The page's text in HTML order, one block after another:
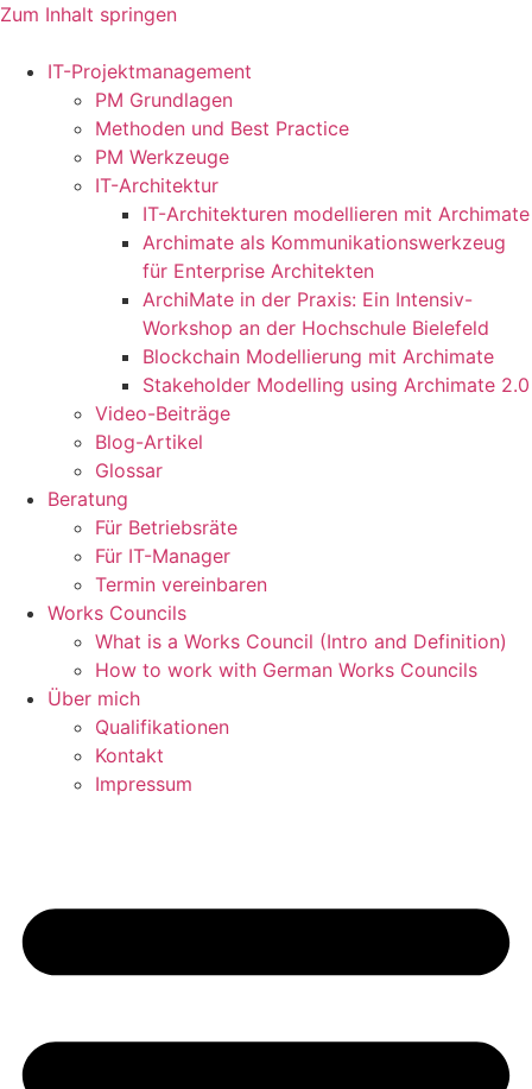
Zum Inhalt springen
IT-Projektmanagement
PM Grundlagen
Methoden und Best Practice
PM Werkzeuge
IT-Architektur
IT-Architekturen modellieren mit Archimate
Archimate als Kommunikationswerkzeug
für Enterprise Architekten
ArchiMate in der Praxis: Ein Intensiv-
Workshop an der Hochschule Bielefeld
Blockchain Modellierung mit Archimate
Stakeholder Modelling using Archimate 2.0
Video-Beiträge
Blog-Artikel
Glossar
Beratung
Für Betriebsräte
Für IT-Manager
Termin vereinbaren
Works Councils
What is a Works Council (Intro and Definition)
How to work with German Works Councils
Über mich
Qualifikationen
Kontakt
Impressum